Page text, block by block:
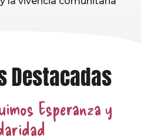
Destacadas
Esperanza y